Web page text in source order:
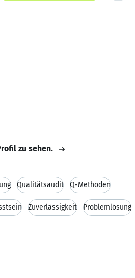
zu sehen.
Qualitätsaudit Q-Methoden
Zuverlässigkeit Problemlösung